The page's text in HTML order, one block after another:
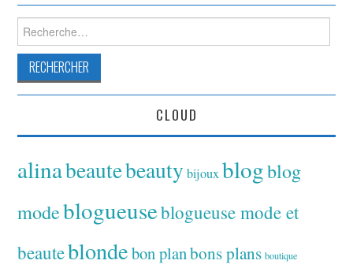
CLOUD
alinabeautebeauty bijoux blogblog
modeblogueuseblogueuse mode et
beauteblondebon planbons plans boutique